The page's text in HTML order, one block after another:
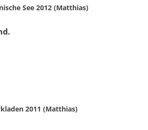
See 2012 (Matthias)
2011 (Matthias)